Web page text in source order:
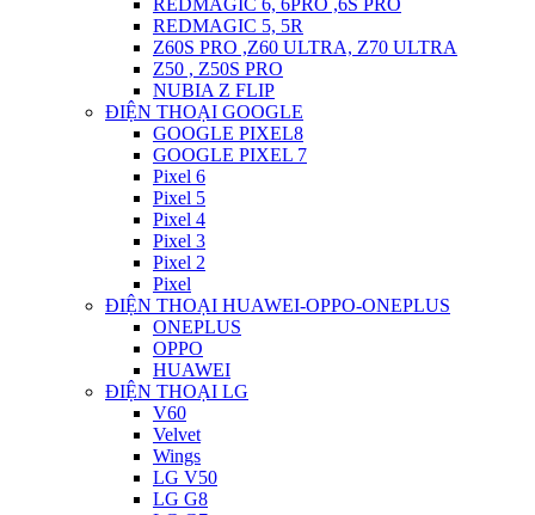
REDMAGIC 6, 6PRO ,6S PRO
REDMAGIC 5, 5R
Z60S PRO ,Z60 ULTRA, Z70 ULTRA
Z50 , Z50S PRO
NUBIA Z FLIP
ĐIỆN THOẠI GOOGLE
GOOGLE PIXEL8
GOOGLE PIXEL 7
Pixel 6
Pixel 5
Pixel 4
Pixel 3
Pixel 2
Pixel
ĐIỆN THOẠI HUAWEI-OPPO-ONEPLUS
ONEPLUS
OPPO
HUAWEI
ĐIỆN THOẠI LG
V60
Velvet
Wings
LG V50
LG G8